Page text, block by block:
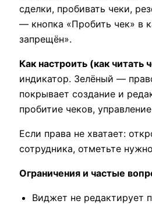
сделки, пробивать чеки,
— кнопка «Пробить чек» в
запрещён».
Как настроить (как читать
индикатор. Зелёный —
покрывает создание и
пробитие чеков,
Если права не хватает:
сотрудника, отметьте
Ограничения и частые
Виджет не редактирует